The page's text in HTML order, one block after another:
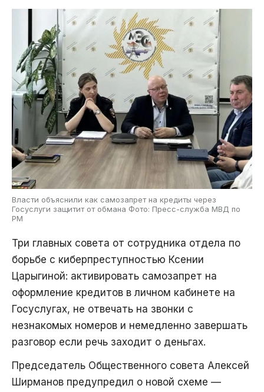
Власти объяснили как самозапрет на кредиты через
Госуслуги защитит от обмана Фото: Пресс-служба МВД по
РМ
Три главных совета от сотрудника отдела по
борьбе с киберпреступностью Ксении
Царыгиной: активировать самозапрет на
оформление кредитов в личном кабинете на
Госуслугах, не отвечать на звонки с
незнакомых номеров и немедленно завершать
разговор если речь заходит о деньгах.
Председатель Общественного совета Алексей
Ширманов предупредил о новой схеме —